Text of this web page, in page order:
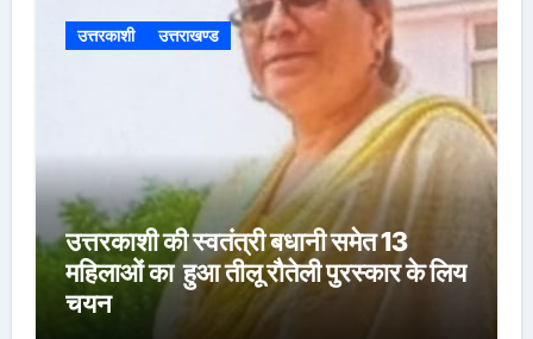
उत्तरकाशी उत्तराखण्ड
उत्तरकाशी की स्वतंत्री बधानी समेत 13
महिलाओं का हुआ तीलू रौतेली पुरस्कार के लिय
चयन